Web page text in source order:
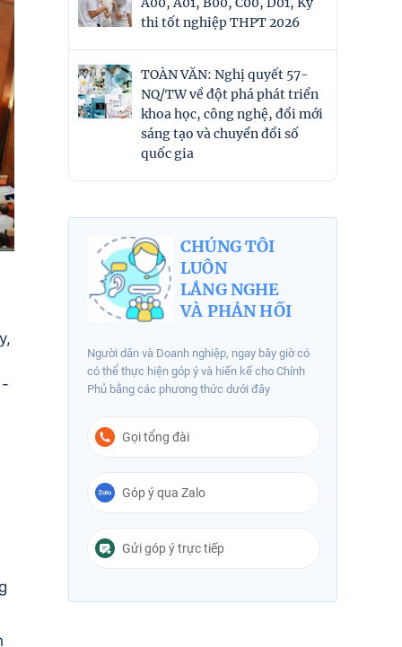
thi tốt nghiệp THPT 2026
TOÀN VĂN: Nghị quyết 57-
NQ/TW về đột phá phát triển
khoa học, công nghệ, đổi mới
sáng tạo và chuyển đổi số
quốc gia
CHÚNG TÔI
LUÔN
LẮNG NGHE
VÀ PHẢN HỒI
Người dân và Doanh nghiệp, ngay bây giờ có
có thể thực hiện góp ý và hiến kế cho Chính
Phủ bằng các phương thức dưới đây
Gọi tổng đài
Góp ý qua Zalo
Gửi góp ý trực tiếp